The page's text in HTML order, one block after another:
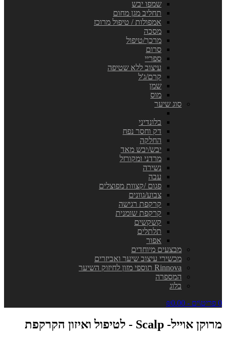
שמפו יבש
תחליב מגן מחום
אמפולות / טיפול מרוכז
מסכה
מרכך/טיפול
סרום
ספריי
עיצוב ללא שטיפה
קרם/ג'ל
שמן
מוס
סוג שיער
בלונדיני
דק וחסר נפח
החלקה
יבש/יבש מאד
מרדני ומקורזל
נשירה
עבה
פגום /קצוות מפוצלים
צבוע/גוונים
קרקפת רגישה
קרקפת שומנית
קשקשים
תלתלים
אפור
מבצעים מיוחדים
מכשירי עיצוב שיער ואביזרים
Rinnova תוספי מזון לחיזוק השיער
המספרה
בלוג
0 פריט\ים - ₪0.00
מרוקן אוייל- Scalp - לטיפול ואיזון הקרקפת